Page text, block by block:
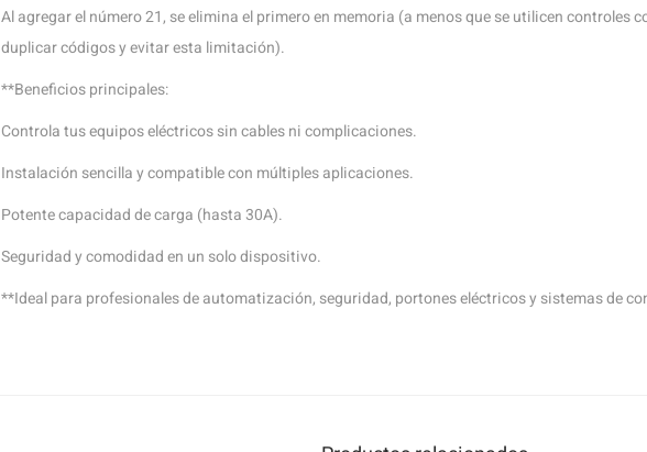
Al agregar el número 21, se elimina el primero en memoria (a menos que se utilicen controles
duplicar códigos y evitar esta limitación).
**Beneficios principales:
Controla tus equipos eléctricos sin cables ni complicaciones.
Instalación sencilla y compatible con múltiples aplicaciones.
Potente capacidad de carga (hasta 30A).
Seguridad y comodidad en un solo dispositivo.
**Ideal para profesionales de automatización, seguridad, portones eléctricos y sistemas de